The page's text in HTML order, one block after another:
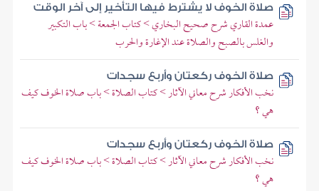
صلاة الخوف لا يشترط فيها التأخير إلى آخر الوقت
عمدة القاري شرح صحيح البخاري > كتاب الجمعة > باب التكبير
والغلس بالصبح والصلاة عند الإغارة والحرب
صلاة الخوف ركعتان وأربع سجدات
نخب الأفكار شرح معاني الآثار > كتاب الصلاة > باب صلاة الخوف كيف
هي ؟
صلاة الخوف ركعتان وأربع سجدات
نخب الأفكار شرح معاني الآثار > كتاب الصلاة > باب صلاة الخوف كيف
هي ؟